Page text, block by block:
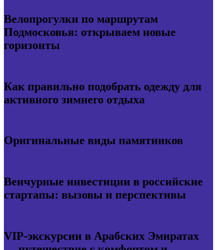
Велопрогулки по маршрутам
Подмосковья: открываем новые
горизонты
Как правильно подобрать одежду для
активного зимнего отдыха
Оригинальные виды памятников
Венчурные инвестиции в российские
стартапы: вызовы и перспективы
VIP-экскурсии в Арабских Эмиратах